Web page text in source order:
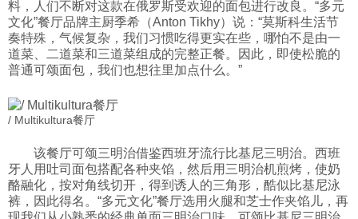
料，人们不断对这款在俄罗斯受欢迎的面包进行改良。“多元
文化”餐厅品牌主厨季希（Anton Tikhy）说：“莫斯科生活节
奏特殊，气候复杂，我们习惯吃得更实在些，哪怕不是由一
道菜、二道菜和三道菜组成的完整正餐。因此，即使松脆的
普通可颂面包，我们也想往里加点什么。”
/ Multikultura餐厅
该餐厅可颂三明治借鉴西班牙流行比基尼三明治。西班
牙人用吐司面包搭配各种夹馅，然后用三明治机煎烤，使奶
酪融化，按对角线切开，得到诱人的三角形，酷似比基尼泳
裤，因此得名。“多元文化”餐厅选用火腿和芝士作夹馅儿，再